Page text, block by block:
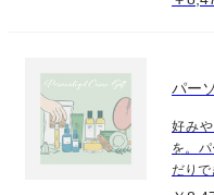
パー
好み
を。
だりで